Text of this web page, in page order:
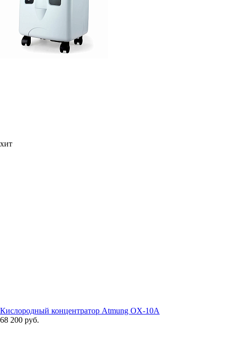
хит
Кислородный концентратор Atmung OX-10A
68 200 руб.